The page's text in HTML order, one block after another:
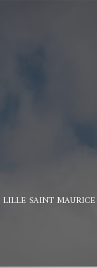
LILLE SAINT